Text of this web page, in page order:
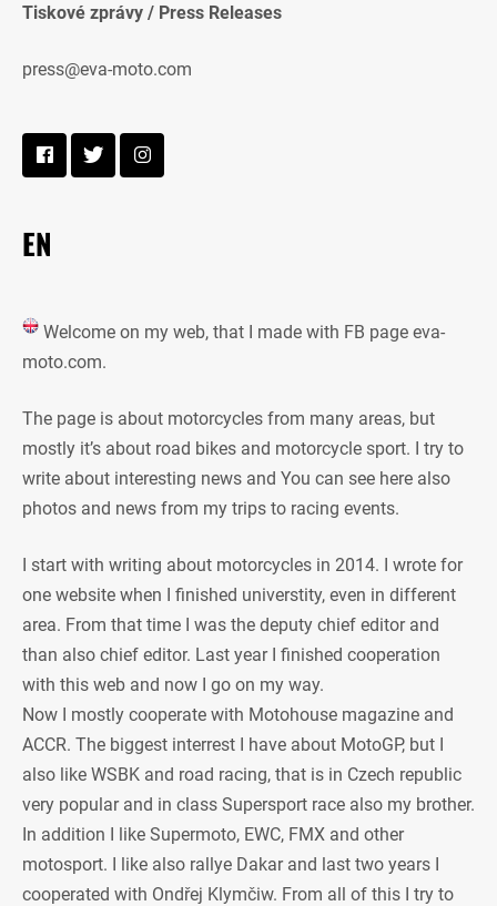
Tiskové zprávy / Press Releases
press@eva-moto.com
EN
Welcome on my web, that I made with FB page eva-
moto.com.
The page is about motorcycles from many areas, but
mostly it’s about road bikes and motorcycle sport. I try to
write about interesting news and You can see here also
photos and news from my trips to racing events.
I start with writing about motorcycles in 2014. I wrote for
one website when I finished universtity, even in different
area. From that time I was the deputy chief editor and
than also chief editor. Last year I finished cooperation
with this web and now I go on my way.
Now I mostly cooperate with Motohouse magazine and
ACCR. The biggest interrest I have about MotoGP, but I
also like WSBK and road racing, that is in Czech republic
very popular and in class Supersport race also my brother.
In addition I like Supermoto, EWC, FMX and other
motosport. I like also rallye Dakar and last two years I
cooperated with Ondřej Klymčiw. From all of this I try to